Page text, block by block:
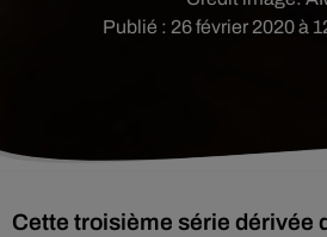
Publié : 26 février 2020 à
Cette troisième série dérivée